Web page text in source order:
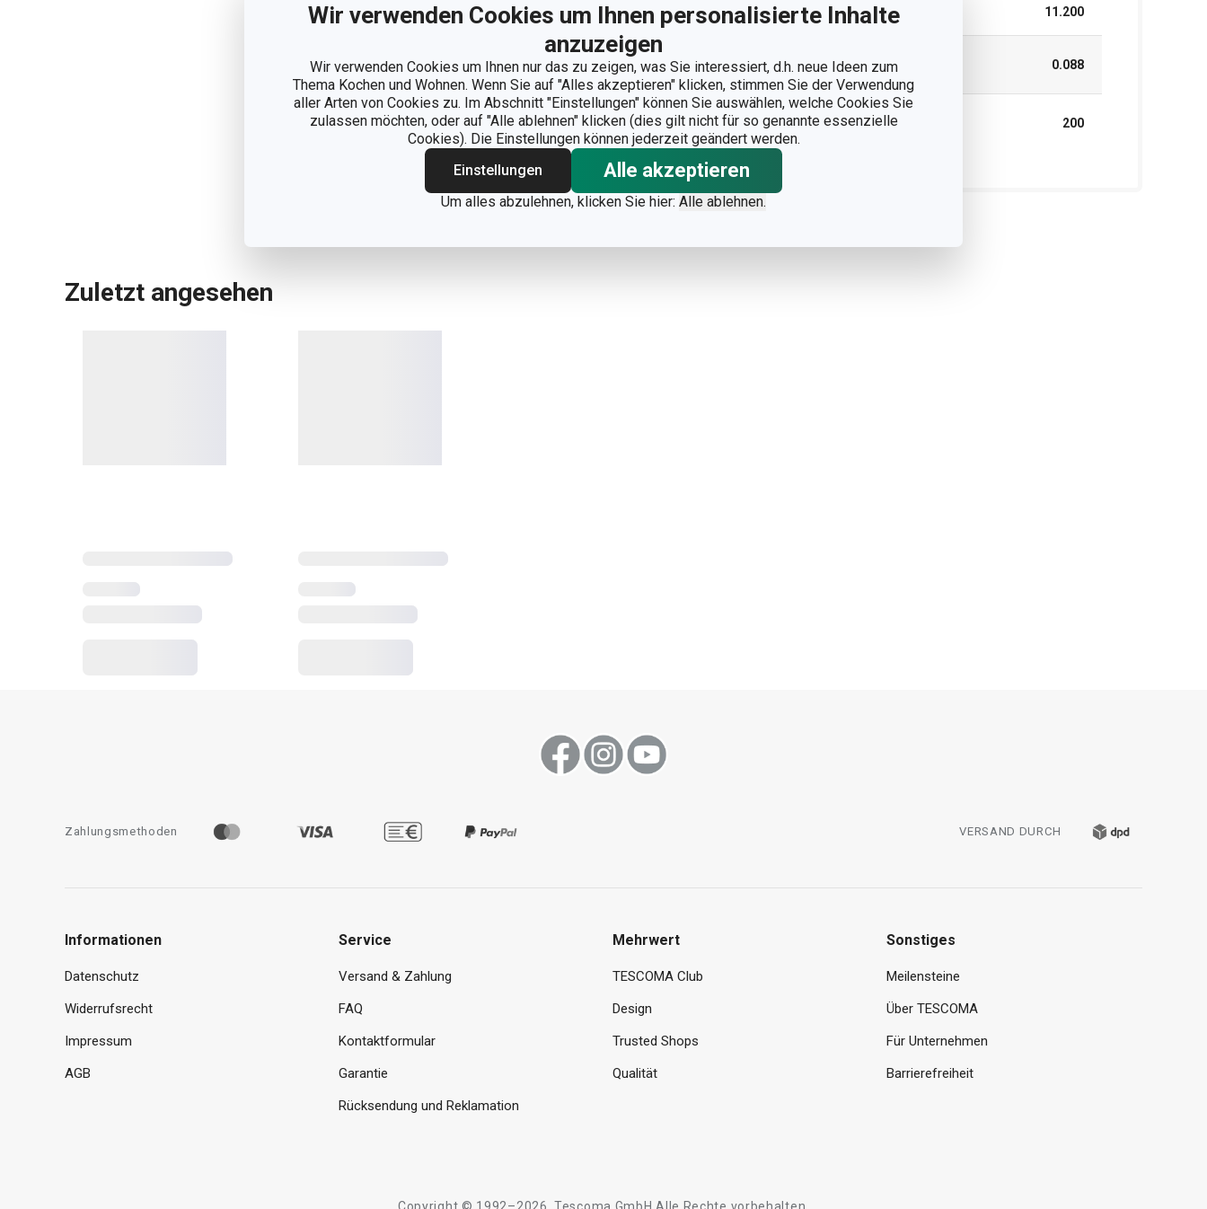
Wir verwenden Cookies um Ihnen personalisierte Inhalte
anzuzeigen
Wir verwenden Cookies um Ihnen nur das zu zeigen, was Sie interessiert, d.h. neue Ideen zum
Thema Kochen und Wohnen. Wenn Sie auf "Alles akzeptieren" klicken, stimmen Sie der Verwendung
aller Arten von Cookies zu. Im Abschnitt "Einstellungen" können Sie auswählen, welche Cookies Sie
zulassen möchten, oder auf "Alle ablehnen" klicken (dies gilt nicht für so genannte essenzielle
Cookies). Die Einstellungen können jederzeit geändert werden.
Einstellungen
Alle akzeptieren
Um alles abzulehnen, klicken Sie hier: Alle ablehnen.
LÄNGE (CM) 11.200
ERPACKUNG (KG)
0.088
UMKARTON FÜR
GESCHÄFTSKUNDEN (STK.)
200
Zuletzt angesehen
Zahlungsmethoden VERSAND DURCH
Informationen
Datenschutz
Widerrufsrecht
Impressum
AGB
Service
Versand & Zahlung
FAQ
Kontaktformular
Garantie
Rücksendung und Reklamation
Mehrwert
TESCOMA Club
Design
Trusted Shops
Qualität
Sonstiges
Meilensteine
Über TESCOMA
Für Unternehmen
Barrierefreiheit